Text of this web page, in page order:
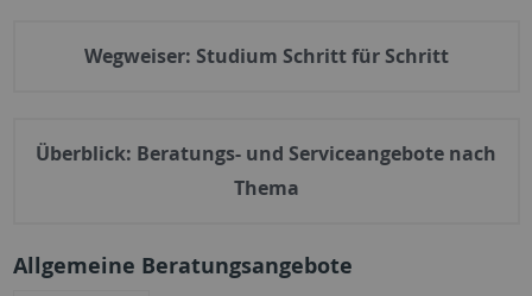
Wegweiser: Studium Schritt für Schritt
Überblick: Beratungs- und Serviceangebote nach
Thema
Allgemeine Beratungsangebote